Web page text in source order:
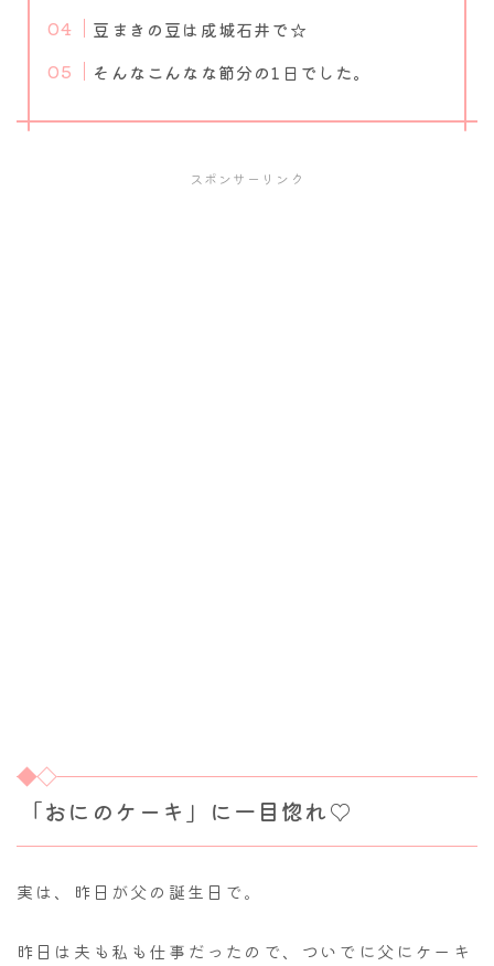
豆まきの豆は成城石井で☆
そんなこんなな節分の1日でした。
スポンサーリンク
「おにのケーキ」に一目惚れ♡
実は、昨日が父の誕生日で。
昨日は夫も私も仕事だったので、ついでに父にケーキ